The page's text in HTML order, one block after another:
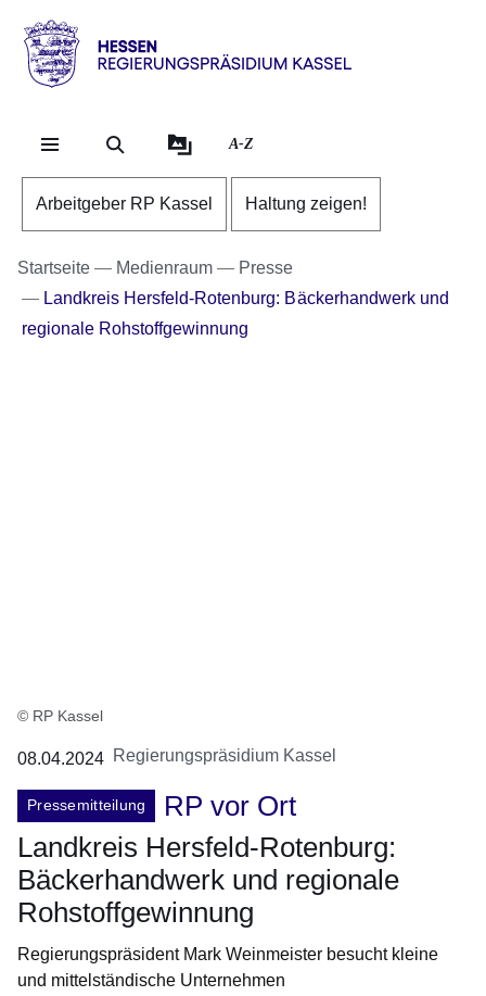
Direkt zum Kopf der
Direkt zum Inhalt
Direkt zum Fuß der
Hessen
RP
A-Z
Arbeitgeber RP Kassel Haltung zeigen!
Startseite Medienraum
Presse
Landkreis Hersfeld-Rotenburg: Bäckerhandwerk und
regionale Rohstoffgewinnung
© RP Kassel
08.04.2024 Regierungspräsidium Kassel
Pressemitteilung
RP vor Ort
Landkreis Hersfeld-Rotenburg:
Bäckerhandwerk und regionale
Rohstoffgewinnung
Regierungspräsident Mark Weinmeister besucht kleine
und mittelständische Unternehmen